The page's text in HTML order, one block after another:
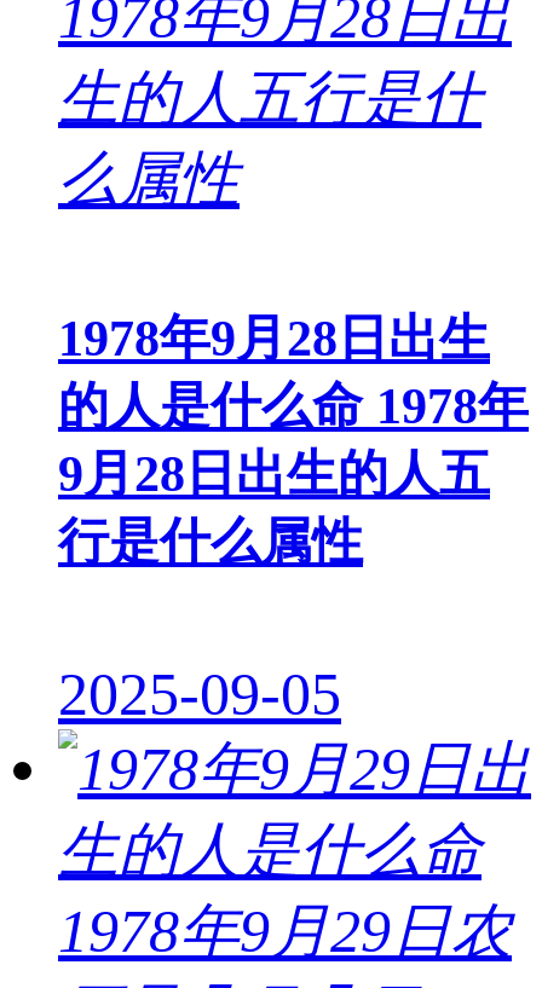
1978年9月28日出生
的人是什么命 1978年
9月28日出生的人五
行是什么属性
2025-09-05